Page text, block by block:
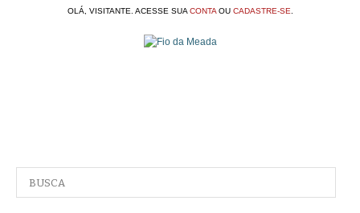
OLÁ, VISITANTE. ACESSE SUA CONTAOU CADASTRE-SE